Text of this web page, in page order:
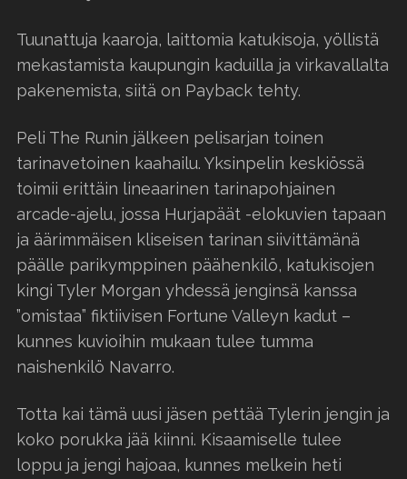
Tuunattuja kaaroja, laittomia katukisoja, yöllistä
mekastamista kaupungin kaduilla ja virkavallalta
pakenemista, siitä on Payback tehty.
Peli The Runin jälkeen pelisarjan toinen
tarinavetoinen kaahailu. Yksinpelin keskiössä
toimii erittäin lineaarinen tarinapohjainen
arcade-ajelu, jossa Hurjapäät -elokuvien tapaan
ja äärimmäisen kliseisen tarinan siivittämänä
päälle parikymppinen päähenkilö, katukisojen
kingi Tyler Morgan yhdessä jenginsä kanssa
”omistaa” fiktiivisen Fortune Valleyn kadut –
kunnes kuvioihin mukaan tulee tumma
naishenkilö Navarro.
Totta kai tämä uusi jäsen pettää Tylerin jengin ja
koko porukka jää kiinni. Kisaamiselle tulee
loppu ja jengi hajoaa, kunnes melkein heti